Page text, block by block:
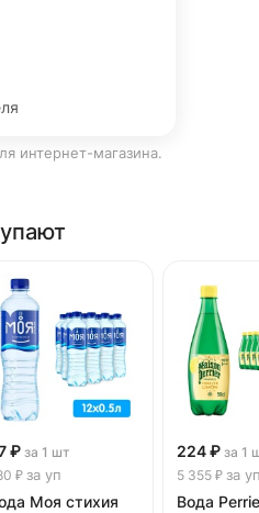
интернет-магазина.
₽за 1 шт
₽за уп
Моя стихия
224 ₽ за 1
5 355 ₽ за
Вода